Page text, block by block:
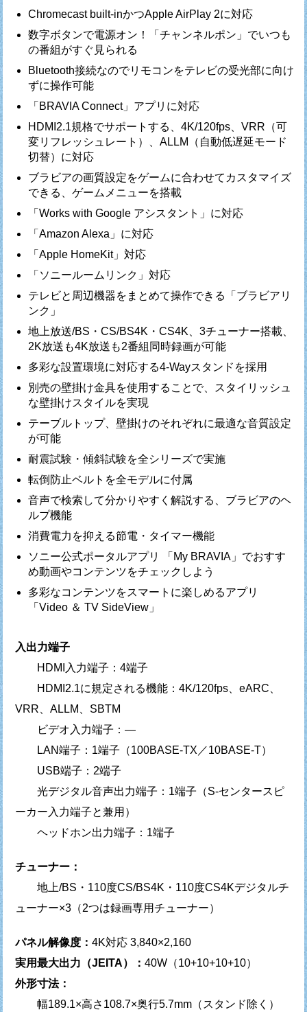
Chromecast built-inかつApple AirPlay 2に対応
数字ボタンで電源オン！「チャンネルポン」でいつも
の番組がすぐ見られる
Bluetooth接続なのでリモコンをテレビの受光部に向け
ずに操作可能
「BRAVIA Connect」アプリに対応
HDMI2.1規格でサポートする、4K/120fps、VRR（可
変リフレッシュレート）、ALLM（自動低遅延モード
切替）に対応
ブラビアの画質設定をゲームに合わせてカスタマイズ
できる、ゲームメニューを搭載
「Works with Google アシスタント」に対応
「Amazon Alexa」に対応
「Apple HomeKit」対応
「ソニールームリンク」対応
テレビと周辺機器をまとめて操作できる「ブラビアリ
ンク」
地上放送/BS・CS/BS4K・CS4K、3チューナー搭載、
2K放送も4K放送も2番組同時録画が可能
多彩な設置環境に対応する4-Wayスタンドを採用
別売の壁掛け金具を使用することで、スタイリッシュ
な壁掛けスタイルを実現
テーブルトップ、壁掛けのそれぞれに最適な音質設定
が可能
耐震試験・傾斜試験を全シリーズで実施
転倒防止ベルトを全モデルに付属
音声で検索して分かりやすく解説する、ブラビアのヘ
ルプ機能
消費電力を抑える節電・タイマー機能
ソニー公式ポータルアプリ 「My BRAVIA」でおすす
め動画やコンテンツをチェックしよう
多彩なコンテンツをスマートに楽しめるアプリ
「Video ＆ TV SideView」
入出力端子
HDMI入力端子：4端子
HDMI2.1に規定される機能：4K/120fps、eARC、
VRR、ALLM、SBTM
ビデオ入力端子：—
LAN端子：1端子（100BASE-TX／10BASE-T）
USB端子：2端子
光デジタル音声出力端子：1端子（S-センタースピ
ーカー入力端子と兼用）
ヘッドホン出力端子：1端子
チューナー：
地上/BS・110度CS/BS4K・110度CS4Kデジタルチ
ューナー×3（2つは録画専用チューナー）
パネル解像度： 4K対応 3,840×2,160
実用最大出力（JEITA）： 40W（10+10+10+10）
外形寸法：
幅189.1×高さ108.7×奥行5.7mm（スタンド除く）